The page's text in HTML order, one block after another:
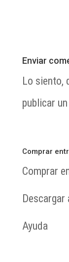
Enviar
Lo siento,
publicar
Comprar
Comprar
Ayuda